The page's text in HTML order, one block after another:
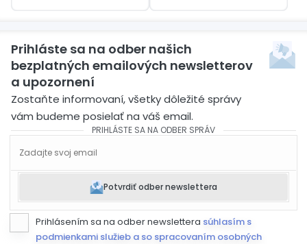
Prihláste sa na odber našich
bezplatných emailových newsletterov
a upozornení
Zostaňte informovaní, všetky dôležité správy
vám budeme posielať na váš email.
PRIHLÁSTE SA NA ODBER SPRÁV
Potvrdiť odber newslettera
Prihlásením sa na odber newslettera súhlasím s
podmienkami služieb a so spracovaním osobných